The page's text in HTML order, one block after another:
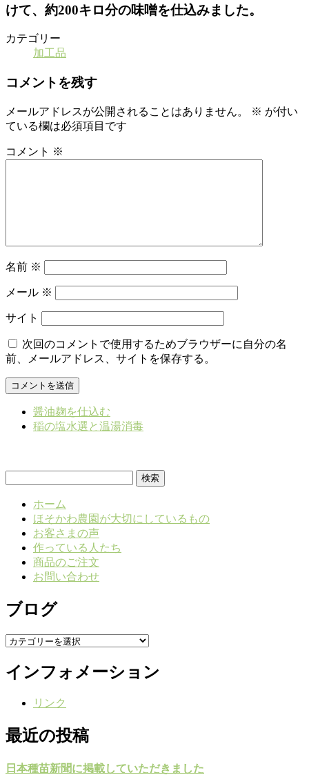
けて、約200キロ分の味噌を仕込みました。
カテゴリー
加工品
コメントを残す
メールアドレスが公開されることはありません。 ※ が付い
ている欄は必須項目です
コメント ※
名前 ※
メール ※
サイト
次回のコメントで使用するためブラウザーに自分の名
前、メールアドレス、サイトを保存する。
醤油麹を仕込む
稲の塩水選と温湯消毒
ホーム
ほそかわ農園が大切にしているもの
お客さまの声
作っている人たち
商品のご注文
お問い合わせ
ブログ
ブ
グ
インフォメーション
リンク
最近の投稿
日本種苗新聞に掲載していただきました